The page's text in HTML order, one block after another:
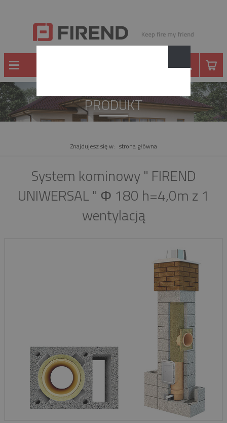
PRODUKT
Znajdujesz się w: strona główna
System kominowy " FIREND
UNIWERSAL " Φ 180 h=4,0m z 1
wentylacją